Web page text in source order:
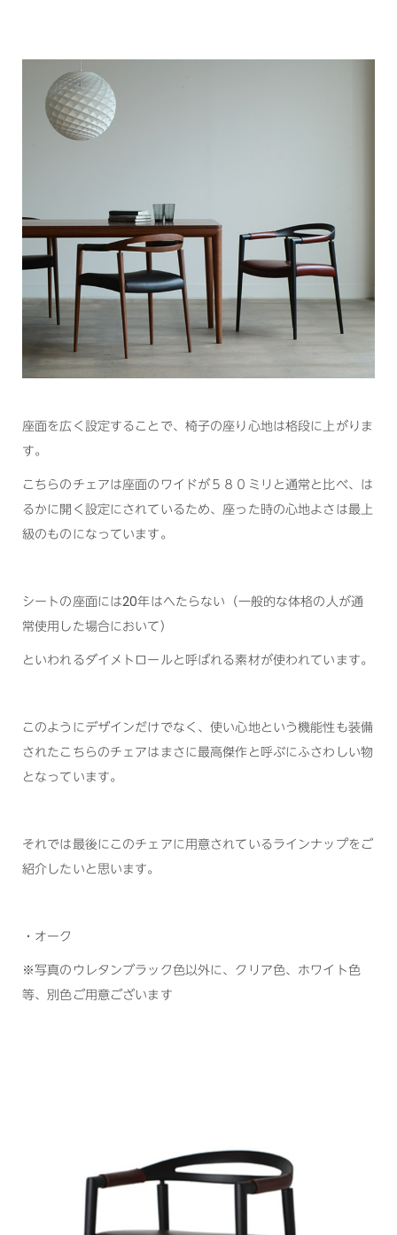
座面を広く設定することで、椅子の座り心地は格段に上がりま
す。
こちらのチェアは座面のワイドが５８０ミリと通常と比べ、は
るかに開く設定にされているため、座った時の心地よさは最上
級のものになっています。
シートの座面には20年はヘたらない（一般的な体格の人が通
常使用した場合において）
といわれるダイメトロールと呼ばれる素材が使われています。
このようにデザインだけでなく、使い心地という機能性も装備
されたこちらのチェアはまさに最高傑作と呼ぶにふさわしい物
となっています。
それでは最後にこのチェアに用意されているラインナップをご
紹介したいと思います。
・オーク
※写真のウレタンブラック色以外に、クリア色、ホワイト色
等、別色ご用意ございます